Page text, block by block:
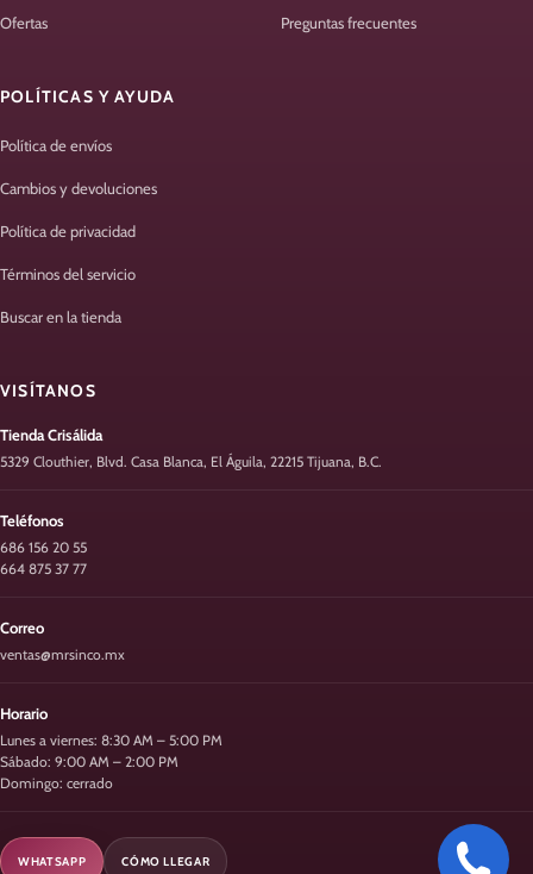
Ofertas Preguntas frecuentes
POLÍTICAS Y AYUDA
Política de envíos
Cambios y devoluciones
Política de privacidad
Términos del servicio
Buscar en la tienda
VISÍTANOS
Tienda Crisálida
5329 Clouthier, Blvd. Casa Blanca, El Águila, 22215 Tijuana, B.C.
Teléfonos
686 156 20 55
664 875 37 77
Correo
ventas@mrsinco.mx
Horario
Lunes a viernes: 8:30 AM – 5:00 PM
Sábado: 9:00 AM – 2:00 PM
Domingo: cerrado
WHATSAPP CÓMO LLEGAR